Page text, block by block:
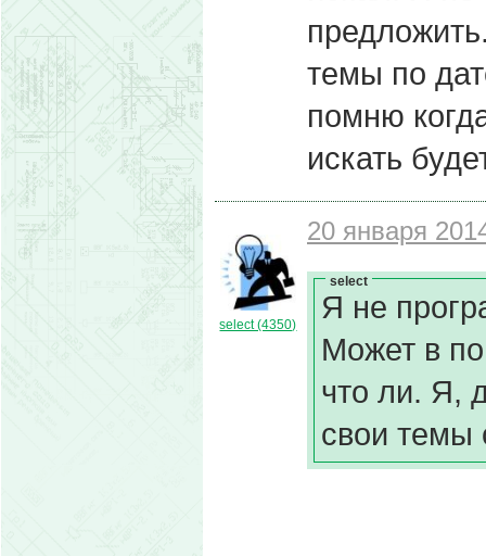
темы по
помню
искать
select (4350)
20 января
select
Я не
Может в
что ли. Я,
свои темы